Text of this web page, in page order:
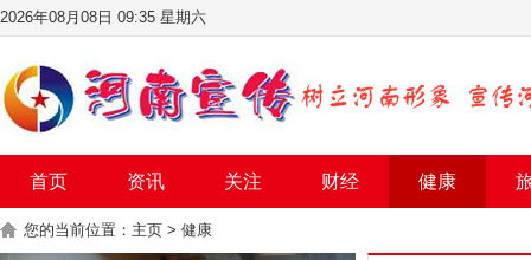
2026年08月08日 09:35 星期六
首页 资讯 关注 财经 健康
您的当前位置： 主页 > 健康